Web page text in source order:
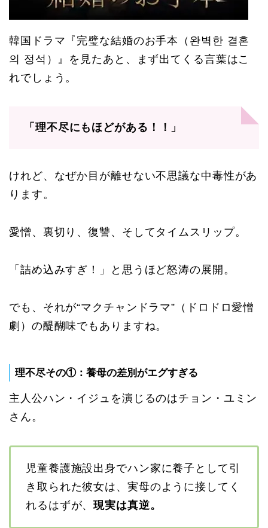
韓国ドラマ『完璧な結婚のお手本（완벽한 결혼
의 정석）』を見たあと、まず出てくる言葉はこ
れでしょう。
「理不尽にもほどがある！！」
けれど、なぜか目が離せない不思議な中毒性があ
ります。
愛憎、裏切り、復讐、そしてタイムスリップ。
「詰め込みすぎ！」と思うほど怒涛の展開。
でも、それが“マクチャンドラマ”（ドロドロ愛憎
劇）の醍醐味でもありますね。
理不尽その①：養母の差別がエグすぎる
主人公ハン・イジュを演じるのはチョン・ユミン
さん。
児童養護施設出身でハン家に養子として引
き取られた彼女は、実母のように接してく
れるはずが、現実は真逆。